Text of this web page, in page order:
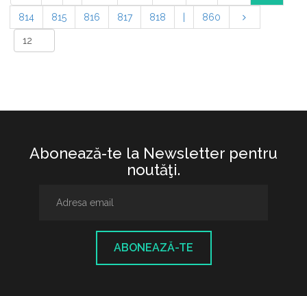
814 815 816 817 818 860
Abonează-te la Newsletter pentru
noutăţi.
ABONEAZĂ-TE